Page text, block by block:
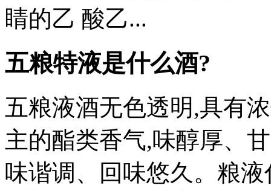
睛的乙 酸乙...
五粮特液是什么酒?
五粮液酒无色透明,具有
主的酯类香气,味醇厚、
味谐调、回味悠久。粮